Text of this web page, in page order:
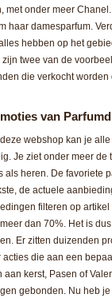
met onder meer
haar damesparfum.
hebben op het
twee van de
die verkocht worden
van
webshop kan je
Je ziet onder meer de
als heren. De favoriete
de actuele
filteren op artikel
dan 70%. Het is
Er zitten duizenden
die aan een
kerst, Pasen of
gebonden. Nu heb